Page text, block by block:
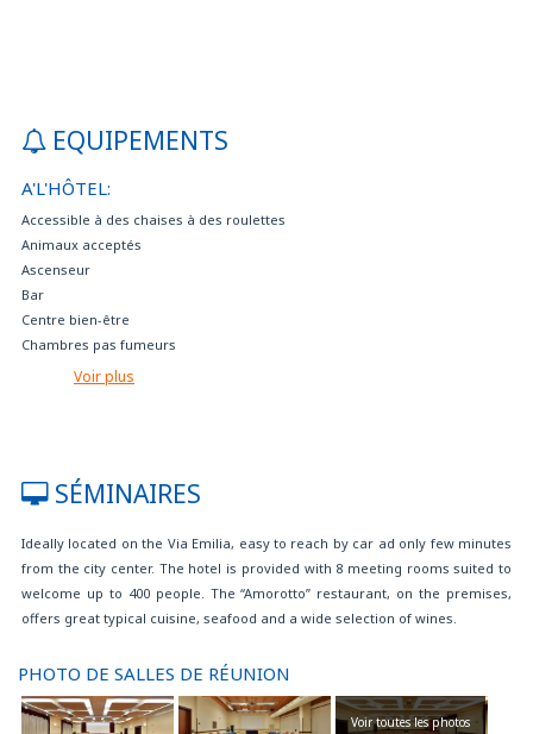
EQUIPEMENTS
A'L'HÔTEL:
Accessible à des chaises à des roulettes
Animaux acceptés
Ascenseur
Bar
Centre bien-être
Chambres pas fumeurs
Charger des voitures électriques
Internet point gratuit
l'hôtel pour 8 EUR par personne et par jour
Navette pour la foire à paiement
Parking à paiement
Parking à paiement avec des caméras à circuit fermé
Parking gratuit
Restaurant sur place
Séjour gratuit pour un enfant jusqu'à les 12 ans en chambre triple ou
Voir plus
SÉMINAIRES
Ideally located on the Via Emilia, easy to reach by car ad only few minutes
from the city center. The hotel is provided with 8 meeting rooms suited to
welcome up to 400 people. The “Amorotto” restaurant, on the premises,
offers great typical cuisine, seafood and a wide selection of wines.
PHOTO DE SALLES DE RÉUNION
Voir toutes les photos